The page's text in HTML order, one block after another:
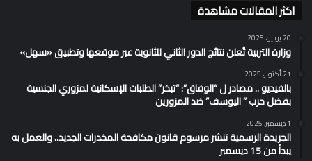
اكثر المقالات مشاهدة
20 يوليو، 2025
وزارة التربية تُعلن نتائج الدور الثاني للثانوية عبر موقعها وتطبيق «سهل»
21 أكتوبر، 2025
بالفيديو .. مصادر ل “الوفاق”: “تبخر” الطلبات الإسكانية لمزوري الجنسية
بفضل حرب ” اليوسف” ضد المزورين
1 ديسمبر، 2025
الجريدة الرسمية تنشر مرسوم قانون مكافحة المخدرات الجديد.. والعمل به
يبدأ من 15 ديسمبر